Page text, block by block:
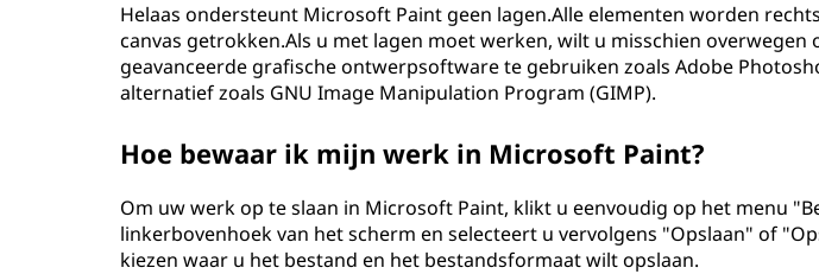
Helaas ondersteunt Microsoft Paint geen lagen.Alle elementen worden
canvas getrokken.Als u met lagen moet werken, wilt u misschien overwegen
geavanceerde grafische ontwerpsoftware te gebruiken zoals Adobe
alternatief zoals GNU Image Manipulation Program (GIMP).
Hoe bewaar ik mijn werk in Microsoft Paint?
Om uw werk op te slaan in Microsoft Paint, klikt u eenvoudig op het menu
linkerbovenhoek van het scherm en selecteert u vervolgens "Opslaan" of
kiezen waar u het bestand en het bestandsformaat wilt opslaan.